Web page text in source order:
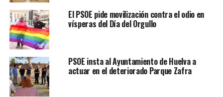
El PSOE pide movilización contra el odio en
vísperas del Día del Orgullo
PSOE insta al Ayuntamiento de Huelva a
actuar en el deteriorado Parque Zafra